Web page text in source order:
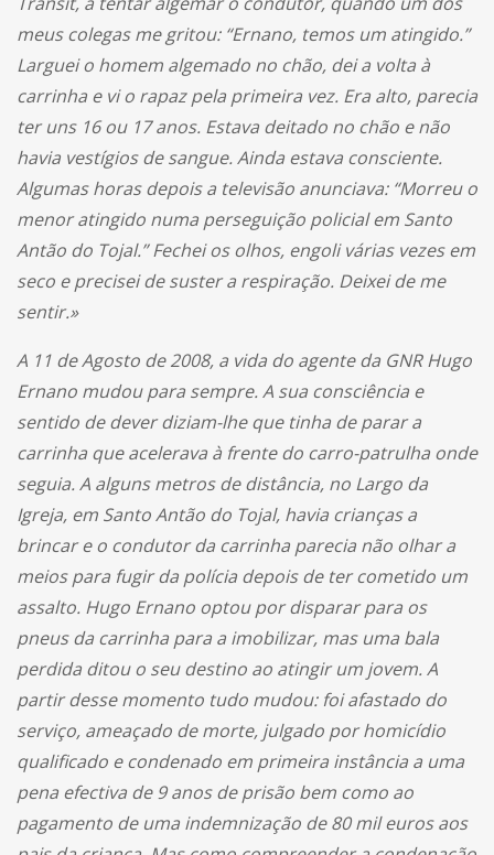
meus colegas me gritou: “Ernano, temos um atingido.”
Larguei o homem algemado no chão, dei a volta à
carrinha e vi o rapaz pela primeira vez. Era alto, parecia
ter uns 16 ou 17 anos. Estava deitado no chão e não
havia vestígios de sangue. Ainda estava consciente.
Algumas horas depois a televisão anunciava: “Morreu o
menor atingido numa perseguição policial em Santo
Antão do Tojal.” Fechei os olhos, engoli várias vezes em
seco e precisei de suster a respiração. Deixei de me
sentir.»
A 11 de Agosto de 2008, a vida do agente da GNR Hugo
Ernano mudou para sempre. A sua consciência e
sentido de dever diziam-lhe que tinha de parar a
carrinha que acelerava à frente do carro-patrulha onde
seguia. A alguns metros de distância, no Largo da
Igreja, em Santo Antão do Tojal, havia crianças a
brincar e o condutor da carrinha parecia não olhar a
meios para fugir da polícia depois de ter cometido um
assalto. Hugo Ernano optou por disparar para os
pneus da carrinha para a imobilizar, mas uma bala
perdida ditou o seu destino ao atingir um jovem. A
partir desse momento tudo mudou: foi afastado do
serviço, ameaçado de morte, julgado por homicídio
qualificado e condenado em primeira instância a uma
pena efectiva de 9 anos de prisão bem como ao
pagamento de uma indemnização de 80 mil euros aos